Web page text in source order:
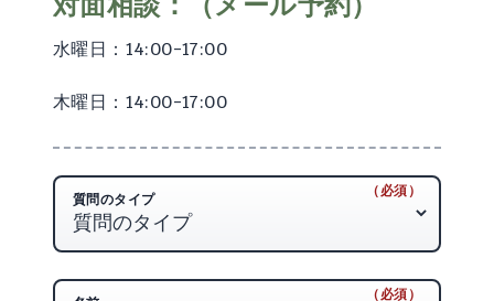
水曜日：14:00-17:00
木曜日：14:00-17:00
質問のタイプ（必須） （必須）
（必須）